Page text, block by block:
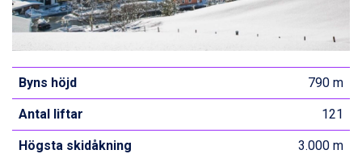
Byns höjd 790 m
Antal liftar 121
Högsta skidåkning 3.000 m